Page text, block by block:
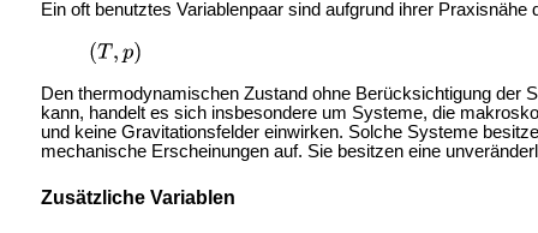
Ein oft benutztes Variablenpaar sind aufgrund ihrer
Den thermodynamischen Zustand ohne Berücksichtigung der
kann, handelt es sich insbesondere um Systeme, die
und keine Gravitationsfelder einwirken. Solche Systeme
mechanische Erscheinungen auf. Sie besitzen eine
Zusätzliche Variablen